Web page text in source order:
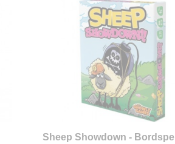
Sheep Showdown - Bordspel